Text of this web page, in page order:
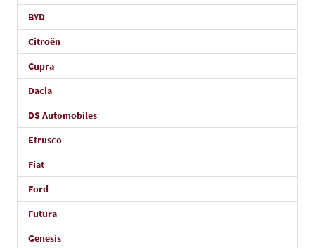
BYD
Citroën
Cupra
Dacia
DS Automobiles
Etrusco
Fiat
Ford
Futura
Genesis